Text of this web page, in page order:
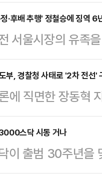
것으로 보인다.
직후 기자들과 만
의없이 이란과의
떠넘기려 한다는
해 전체 기금 중
이 넘는 자금 조달
싱가포르·말레이
·후배 추행' 정철승에 징역 6
서울시장의 유족
사를 성추행한 혐
년을 구형했다.검
제추행치상, 성폭
상 명예훼손, 개인
고 요청했다. 판결
은 대부분 정 변
당…
부, 경찰청 사태로 '2차 전선'
에 직면한 장동혁
전선'을 구축한 모
청장에 대한 규탄
적 행보라는 비판
거지면서 비판의
스닥 시동 거나
이 출범 30주년을
표로 제시했다.코